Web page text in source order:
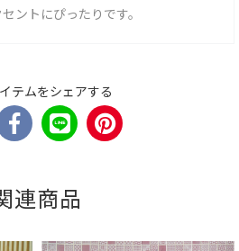
ントにぴったりです。
テムをシェアする
連商品